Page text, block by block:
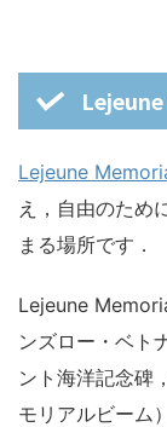
Lejeune
え，自由のため
まる場所です．
Lejeune
ンズロー・ベト
ント海洋記念碑
モリアルビーム